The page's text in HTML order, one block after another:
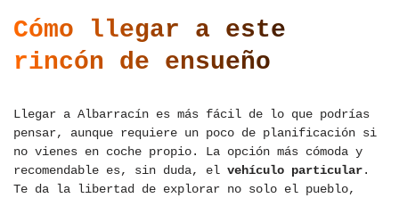
Cómo llegar a este
rincón de ensueño
Llegar a Albarracín es más fácil de lo que podrías
pensar, aunque requiere un poco de planificación si
no vienes en coche propio. La opción más cómoda y
recomendable es, sin duda, el vehículo particular.
Te da la libertad de explorar no solo el pueblo,